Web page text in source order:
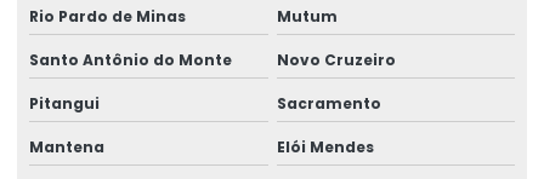
Medicina do trabalho e saúde ocupacional
Medicina ocupacional
Medicina e segurança do trabalho
Medicina e segurança do trabalho empresas
Rio Pardo de Minas Mutum
Santo Antônio do Monte Novo Cruzeiro
Pitangui Sacramento
Mantena Elói Mendes